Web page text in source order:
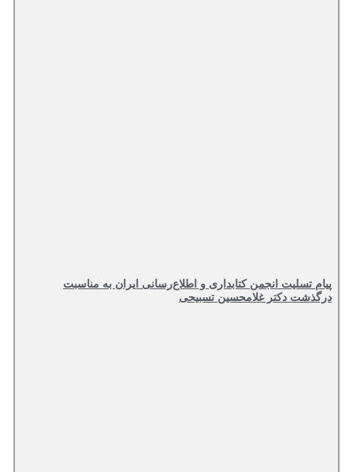
پیام تسلیت انجمن کتابداری و اطلاع‌رسانی ایران به مناسبت
درگذشت دکتر غلامحسین تسبیحی